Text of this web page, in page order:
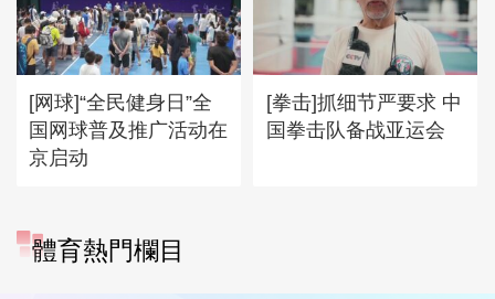
[网球]“全民健身日”全
国网球普及推广活动在
京启动
[拳击]抓细节严要求 中
国拳击队备战亚运会
體育熱門欄目